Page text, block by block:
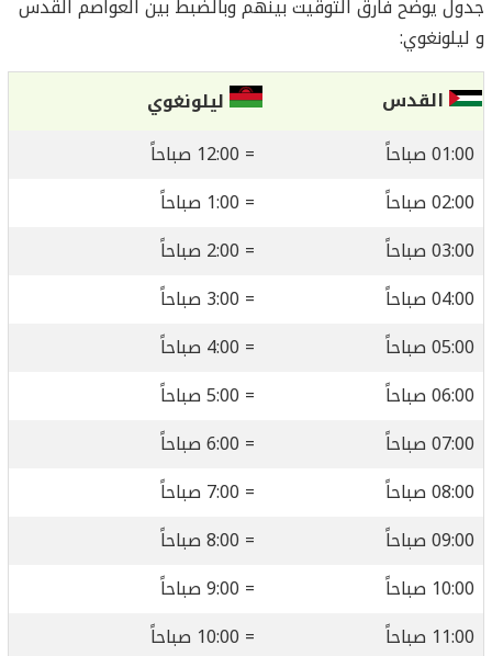
جدول يوضح فارق التوقيت بينهم وبالضبط بين العواصم القدس
و ليلونغوي:
القدس
ليلونغوي
01:00 صباحاً
= 12:00 صباحاً
02:00 صباحاً
= 1:00 صباحاً
03:00 صباحاً
= 2:00 صباحاً
04:00 صباحاً
= 3:00 صباحاً
05:00 صباحاً
= 4:00 صباحاً
06:00 صباحاً
= 5:00 صباحاً
07:00 صباحاً
= 6:00 صباحاً
08:00 صباحاً
= 7:00 صباحاً
09:00 صباحاً
= 8:00 صباحاً
10:00 صباحاً
= 9:00 صباحاً
11:00 صباحاً
= 10:00 صباحاً